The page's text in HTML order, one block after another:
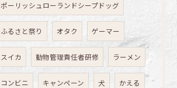
ポーリッシュローランドシープドッグ
ふるさと祭り オタク ゲーマー
スイカ 動物管理責任者研修 ラーメン
コンビニ キャンペーン 犬 かえる